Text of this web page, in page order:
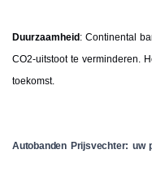
Duurzaamheid : Continental
CO2-uitstoot te verminderen.
toekomst.
Autobanden Prijsvechter: uw